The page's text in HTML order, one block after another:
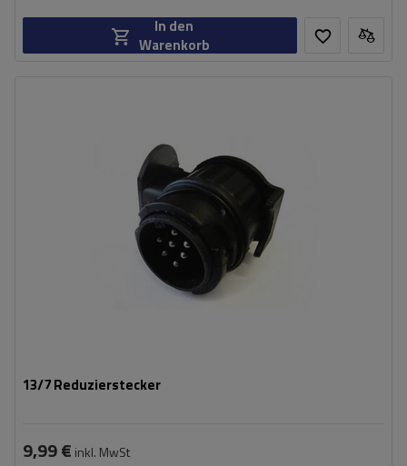
In den
Warenkorb
13/7 Reduzierstecker
9,99 € inkl. MwSt